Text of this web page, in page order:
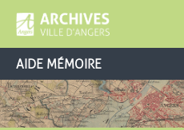
AIDE MÉMOIRE